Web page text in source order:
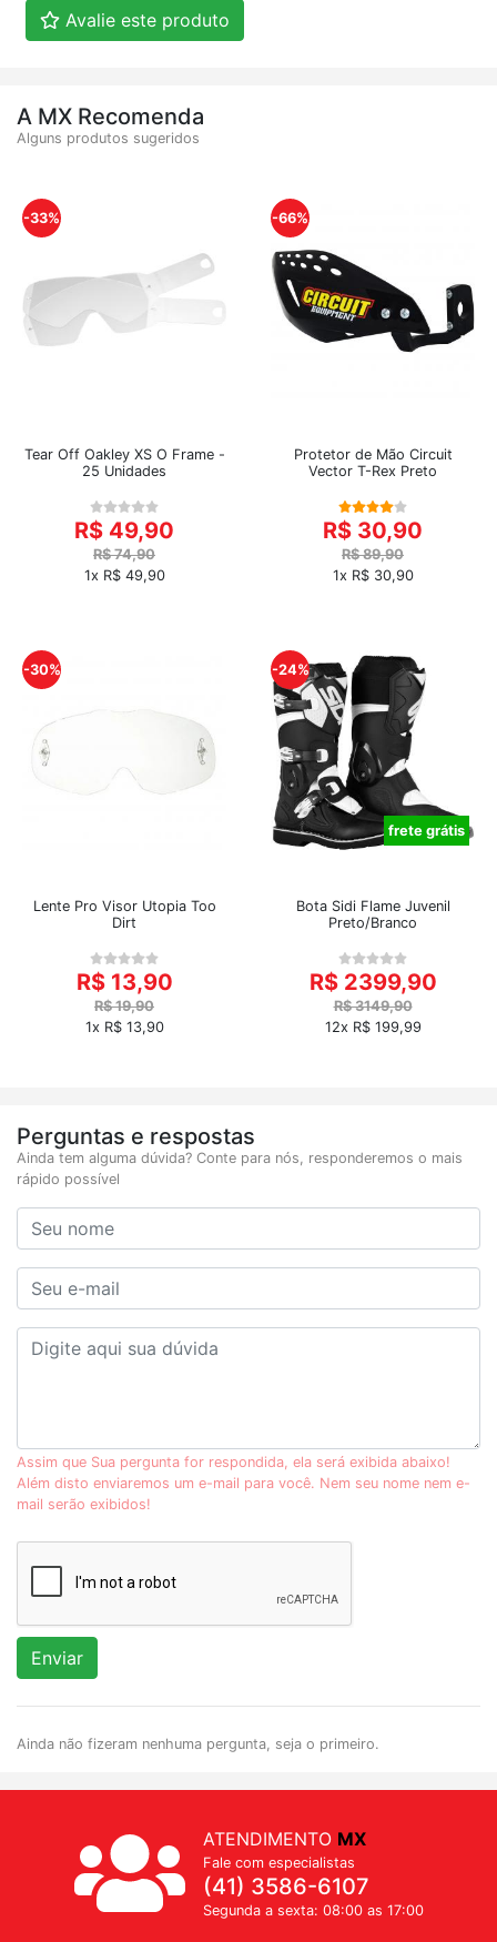
Avalie este produto
A MX Recomenda
Alguns produtos sugeridos
-33%
Tear Off Oakley XS O Frame -
25 Unidades
R$ 49,90
R$ 74,90
1x R$ 49,90
-66%
Protetor de Mão Circuit
Vector T-Rex Preto
R$ 30,90
R$ 89,90
1x R$ 30,90
-30%
Lente Pro Visor Utopia Too
Dirt
R$ 13,90
R$ 19,90
1x R$ 13,90
-24%
frete grátis
Bota Sidi Flame Juvenil
Preto/Branco
R$ 2399,90
R$ 3149,90
12x R$ 199,99
Perguntas e respostas
Ainda tem alguma dúvida? Conte para nós, responderemos o mais
rápido possível
Assim que Sua pergunta for respondida, ela será exibida abaixo!
Além disto enviaremos um e-mail para você. Nem seu nome nem e-
mail serão exibidos!
Enviar
Ainda não fizeram nenhuma pergunta, seja o primeiro.
ATENDIMENTO MX
Fale com especialistas
(41) 3586-6107
Segunda a sexta: 08:00 as 17:00